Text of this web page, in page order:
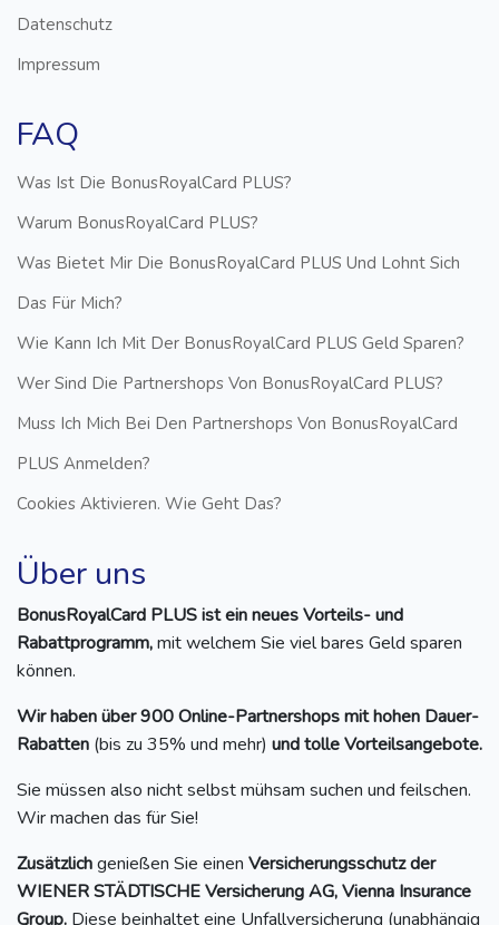
Datenschutz
Impressum
FAQ
Was Ist Die BonusRoyalCard PLUS?
Warum BonusRoyalCard PLUS?
Was Bietet Mir Die BonusRoyalCard PLUS Und Lohnt Sich
Das Für Mich?
Wie Kann Ich Mit Der BonusRoyalCard PLUS Geld Sparen?
Wer Sind Die Partnershops Von BonusRoyalCard PLUS?
Muss Ich Mich Bei Den Partnershops Von BonusRoyalCard
PLUS Anmelden?
Cookies Aktivieren. Wie Geht Das?
Über uns
BonusRoyalCard PLUS ist ein neues Vorteils- und
Rabattprogramm,mit welchem Sie viel bares Geld sparen
können.
Wir haben über 900 Online-Partnershops mit hohen Dauer-
Rabatten (bis zu 35% und mehr) und tolle Vorteilsangebote.
Sie müssen also nicht selbst mühsam suchen und feilschen.
Wir machen das für Sie!
Zusätzlichgenießen Sie einen Versicherungsschutz der
WIENER STÄDTISCHE Versicherung AG, Vienna Insurance
Group. Diese beinhaltet eine Unfallversicherung (unabhängig